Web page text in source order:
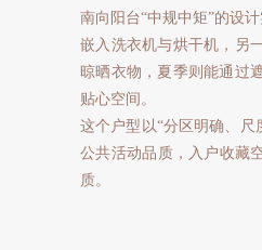
南向阳台“中规中矩”的设
嵌入洗衣机与烘干机，另
晾晒衣物，夏季则能通过
贴心空间。
这个户型以“分区明确、
公共活动品质，入户收藏
质。